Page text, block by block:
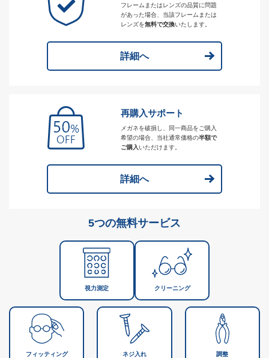
フレームまたはレンズの品質に問題
があった場合、当該フレームまたは
レンズを無料で交換いたします。
詳細へ
再購入サポート
メガネを破損し、同一商品をご購入
希望の場合、当社通常価格の半額で
ご購入いただけます。
詳細へ
5つの無料サービス
視力測定 クリーニング
フィッティング ネジ入れ 調整